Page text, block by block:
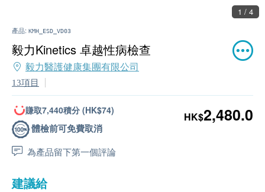
1 / 4
產品: KMH_ESD_VD03
毅力Kinetics 卓越性病檢查
毅力醫護健康集團有限公司
13項目
賺取7,440積分 (HK$74)
體檢前可免費取消
為產品留下第一個評論
HK$2,480.0
建議給